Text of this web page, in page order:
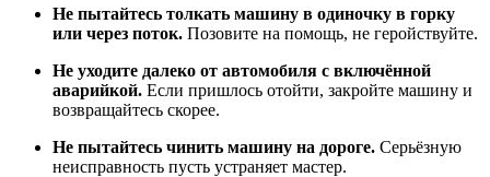
Не пытайтесь толкать машину в одиночку в горку
или через поток. Позовите на помощь, не геройствуйте.
Не уходите далеко от автомобиля с включённой
аварийкой. Если пришлось отойти, закройте машину и
возвращайтесь скорее.
Не пытайтесь чинить машину на дороге. Серьёзную
неисправность пусть устраняет мастер.